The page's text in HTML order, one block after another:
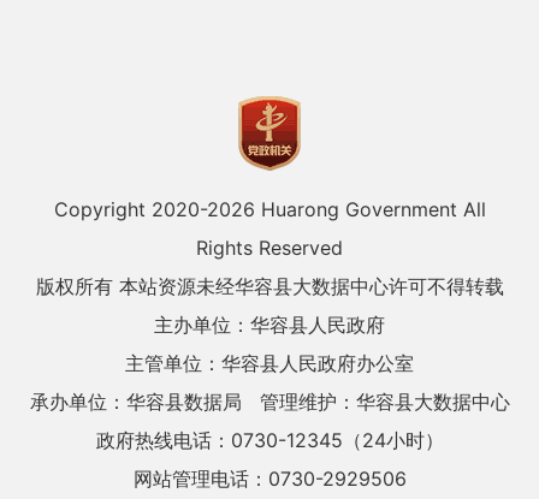
Copyright 2020-2026 Huarong Government All
Rights Reserved
版权所有 本站资源未经华容县大数据中心许可不得转载
主办单位：华容县人民政府
主管单位：华容县人民政府办公室
承办单位：华容县数据局
管理维护：华容县大数据中心
政府热线电话：0730-12345（24小时）
网站管理电话：0730-2929506